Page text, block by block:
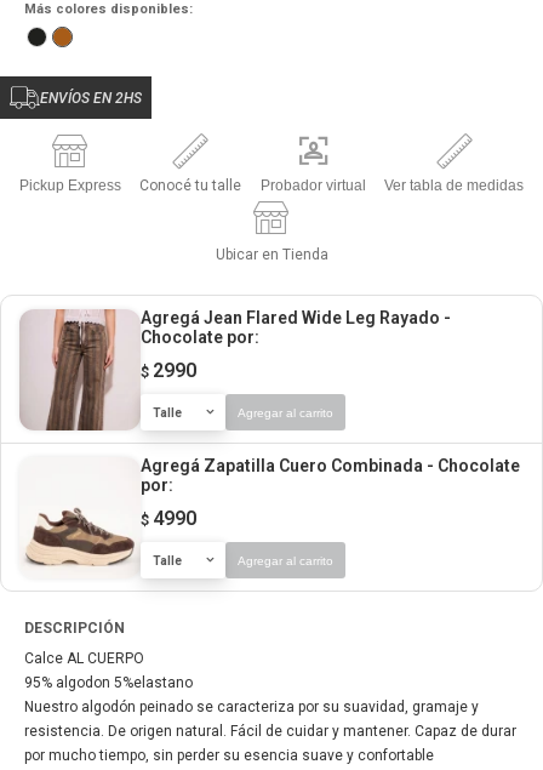
Más colores disponibles:
ENVÍOS EN 2HS
Pickup Express Conocé tu talle Probador virtual Ver tabla de medidas
Ubicar en Tienda
Agregá Jean Flared Wide Leg Rayado -
Chocolate por:
$ 2990
Talle Agregar al carrito
Agregá Zapatilla Cuero Combinada - Chocolate
por:
$ 4990
Talle Agregar al carrito
DESCRIPCIÓN
Calce AL CUERPO
95% algodon 5%elastano
Nuestro algodón peinado se caracteriza por su suavidad, gramaje y
resistencia. De origen natural. Fácil de cuidar y mantener. Capaz de durar
por mucho tiempo, sin perder su esencia suave y confortable